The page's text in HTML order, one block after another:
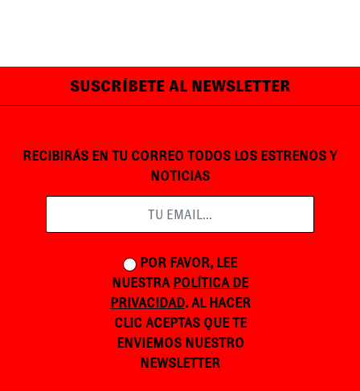
SUSCRÍBETE AL NEWSLETTER
RECIBIRÁS EN TU CORREO TODOS LOS ESTRENOS Y
NOTICIAS
POR FAVOR, LEE
NUESTRA POLÍTICA DE
PRIVACIDAD. AL HACER
CLIC ACEPTAS QUE TE
ENVIEMOS NUESTRO
NEWSLETTER